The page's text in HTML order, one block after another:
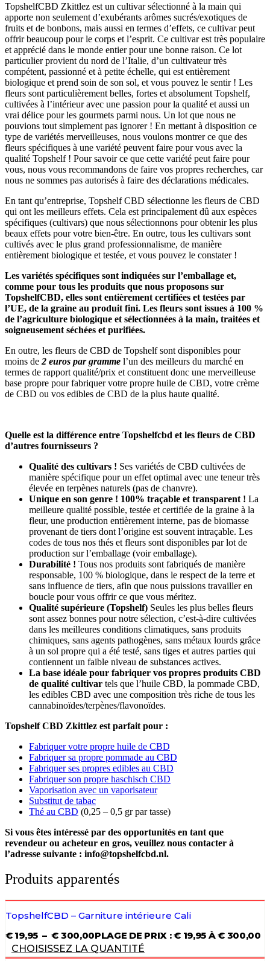
TopshelfCBD Zkittlez est un cultivar sélectionné à la main qui
apporte non seulement d’exubérants arômes sucrés/exotiques de
fruits et de bonbons, mais aussi en termes d’effets, ce cultivar peut
offrir beaucoup pour le corps et l’esprit. Ce cultivar est très populaire
et apprécié dans le monde entier pour une bonne raison. Ce lot
particulier provient du nord de l’Italie, d’un cultivateur très
compétent, passionné et à petite échelle, qui est entièrement
biologique et prend soin de son sol, et vous pouvez le sentir ! Les
fleurs sont particulièrement belles, fortes et absolument Topshelf,
cultivées à l’intérieur avec une passion pour la qualité et aussi un
vrai délice pour les gourmets parmi nous. Un lot que nous ne
pouvions tout simplement pas ignorer ! En mettant à disposition ce
type de variétés merveilleuses, nous voulons montrer ce que des
fleurs spécifiques à une variété peuvent faire pour vous avec la
qualité Topshelf ! Pour savoir ce que cette variété peut faire pour
vous, nous vous recommandons de faire vos propres recherches, car
nous ne sommes pas autorisés à faire des déclarations médicales.
En tant qu’entreprise, Topshelf CBD sélectionne les fleurs de CBD
qui ont les meilleurs effets. Cela est principalement dû aux espèces
spécifiques (cultivars) que nous sélectionnons pour obtenir les plus
beaux effets pour votre bien-être. En outre, tous les cultivars sont
cultivés avec le plus grand professionnalisme, de manière
entièrement biologique et testée, et vous pouvez le constater !
Les variétés spécifiques sont indiquées sur l’emballage et,
comme pour tous les produits que nous proposons sur
TopshelfCBD, elles sont entièrement certifiées et testées par
l’UE, de la graine au produit fini. Les fleurs sont issues à 100 %
de l’agriculture biologique et sélectionnées à la main, traitées et
soigneusement séchées et purifiées.
En outre, les fleurs de CBD de Topshelf sont disponibles pour
moins de 2 euros par gramme l’un des meilleurs du marché en
termes de rapport qualité/prix et constituent donc une merveilleuse
base propre pour fabriquer votre propre huile de CBD, votre crème
de CBD ou vos edibles de CBD de la plus haute qualité.
Quelle est la différence entre Topshelfcbd et les fleurs de CBD
d’autres fournisseurs ?
Qualité des cultivars ! Ses variétés de CBD cultivées de
manière spécifique pour un effet optimal avec une teneur très
élevée en terpènes naturels (pas de chanvre).
Unique en son genre ! 100% traçable et transparent ! La
meilleure qualité possible, testée et certifiée de la graine à la
fleur, une production entièrement interne, pas de biomasse
provenant de tiers dont l’origine est souvent intraçable. Les
codes de tous nos thés et fleurs sont disponibles par lot de
production sur l’emballage (voir emballage).
Durabilité ! Tous nos produits sont fabriqués de manière
responsable, 100 % biologique, dans le respect de la terre et
sans influence de tiers, afin que nous puissions travailler en
boucle pour vous offrir ce que vous méritez.
Qualité supérieure (Topshelf) Seules les plus belles fleurs
sont assez bonnes pour notre sélection, c’est-à-dire cultivées
dans les meilleures conditions climatiques, sans produits
chimiques, sans agents pathogènes, sans métaux lourds grâce
à un sol propre qui a été testé, sans tiges et autres parties qui
contiennent un faible niveau de substances actives.
La base idéale pour fabriquer vos propres produits CBD
de qualité cultivar tels que l’huile CBD, la pommade CBD,
les edibles CBD avec une composition très riche de tous les
cannabinoïdes/terpènes/flavonoïdes.
Topshelf CBD Zkittlez est parfait pour :
Fabriquer votre propre huile de CBD
Fabriquer sa propre pommade au CBD
Fabriquer ses propres edibles au CBD
Fabriquer son propre haschisch CBD
Vaporisation avec un vaporisateur
Substitut de tabac
Thé au CBD (0,25 – 0,5 gr par tasse)
Si vous êtes intéressé par des opportunités en tant que
revendeur ou acheteur en gros, veuillez nous contacter à
l’adresse suivante : info@topshelfcbd.nl.
Produits apparentés
TopshelfCBD – Garniture intérieure Cali
€19,95 – € 300,00PLAGE DE PRIX : € 19,95 À € 300,00
CHOISISSEZ LA QUANTITÉ